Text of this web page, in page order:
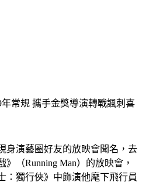
常規 攜手金獎導演轉戰諷刺喜
身演藝圈好友的放映會聞名，去
（Running Man）的放映會，
：獨行俠》中飾演他麾下飛行員